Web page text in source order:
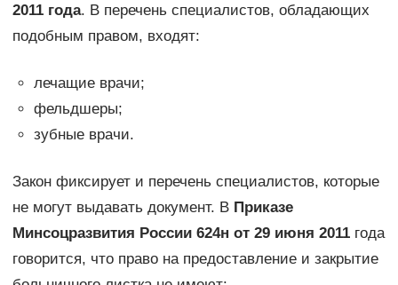
2011 года. В перечень специалистов, обладающих
подобным правом, входят:
лечащие врачи;
фельдшеры;
зубные врачи.
Закон фиксирует и перечень специалистов, которые
не могут выдавать документ. В Приказе
Минсоцразвития России 624н от 29 июня 2011года
говорится, что право на предоставление и закрытие